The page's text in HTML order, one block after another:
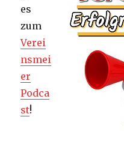
es
zum
Verei
nsmei
er
Podca
st!